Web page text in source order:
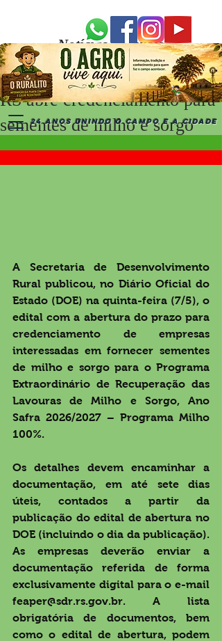
24 ANOS UNINDO O CAMPO E A CIDADE
Notícias Recentes
RS abre credenciamento para
sementes de milho e sorgo
A Secretaria de Desenvolvimento
Rural publicou, no Diário Oficial do
Estado (DOE) na quinta-feira (7/5), o
edital com a abertura do prazo para
credenciamento de empresas
interessadas em fornecer sementes
de milho e sorgo para o Programa
Extraordinário de Recuperação das
Lavouras de Milho e Sorgo, Ano
Safra 2026/2027 – Programa Milho
100%.
Os detalhes devem encaminhar a
documentação, em até sete dias
úteis, contados a partir da
publicação do edital de abertura no
DOE (incluindo o dia da publicação).
As empresas deverão enviar a
documentação referida de forma
feaper@sdr.rs.gov.br. A lista
obrigatória de documentos, bem
como o edital de abertura, podem